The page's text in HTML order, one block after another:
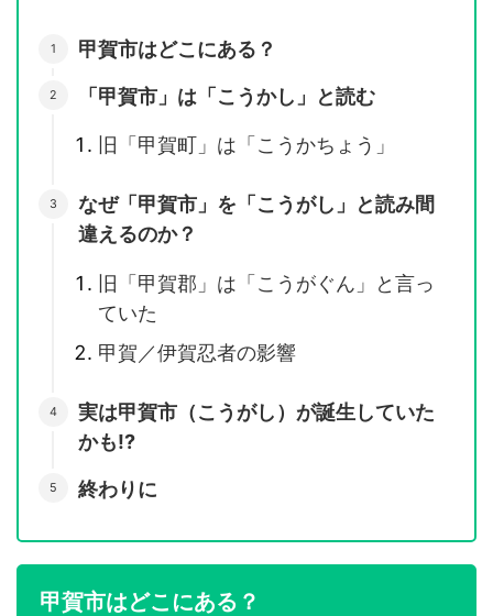
甲賀市はどこにある？
「甲賀市」は「こうかし」と読む
旧「甲賀町」は「こうかちょう」
なぜ「甲賀市」を「こうがし」と読み間
違えるのか？
旧「甲賀郡」は「こうがぐん」と言っ
ていた
甲賀／伊賀忍者の影響
実は甲賀市（こうがし）が誕生していた
かも!?
終わりに
甲賀市はどこにある？